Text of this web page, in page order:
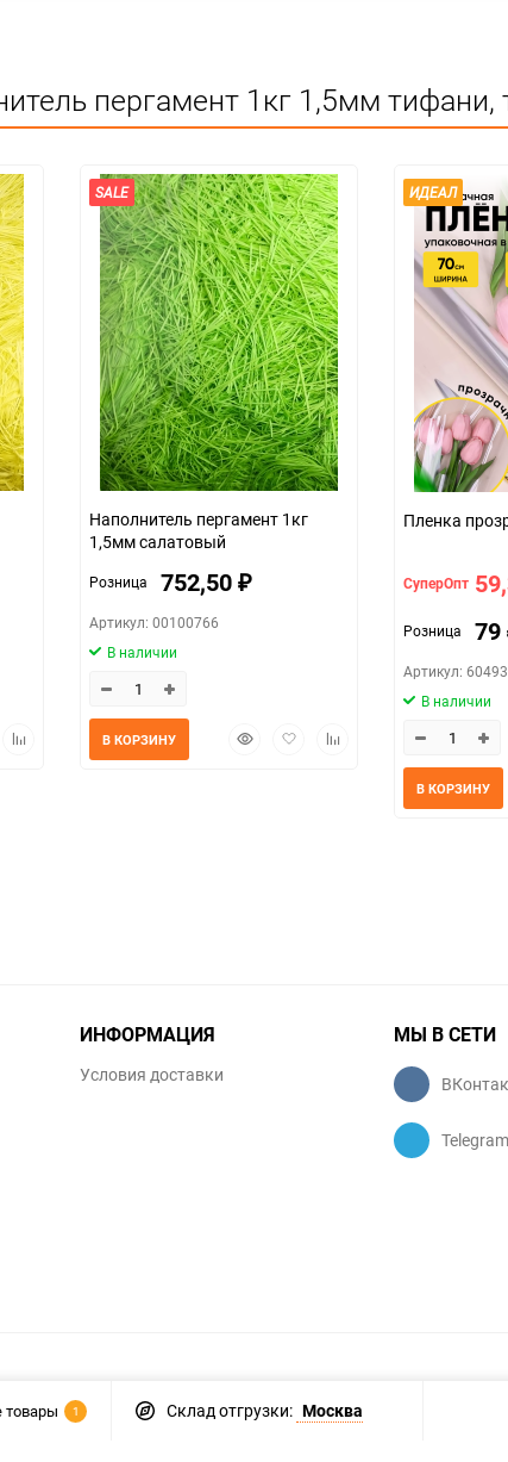
Сухое помещение,не менее 1метра
1
упак
пергамент 1кг 1,5мм тифани,
Добавить
SALE
Наполнитель пергамент 1кг
1,5мм салатовый
Розница 752,50 ₽
Артикул: 00100766
В наличии
БыстрыйДобавитьДобавить
В КОРЗИНУ
ИДЕАЛ
СуперОпт
Розница 79
Артикул:
В наличии
В КОРЗИНУ
ИНФОРМАЦИЯ
Условия доставки
МЫ В СЕТИ
Telegram
1 Склад отгрузки: Москва